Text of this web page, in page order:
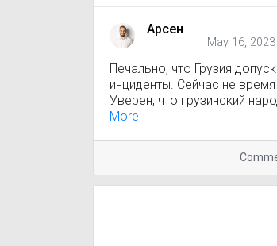
Арсен
May 16, 2023
Печально, что Грузия
инциденты. Сейчас не
Уверен, что грузинский
More